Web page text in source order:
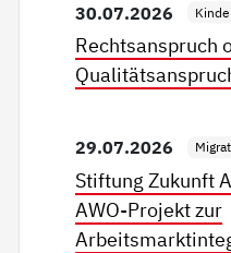
30.07.2026
Rechtsanspruch
29.07.2026
Stiftung Zukunft
AWO-Projekt zur